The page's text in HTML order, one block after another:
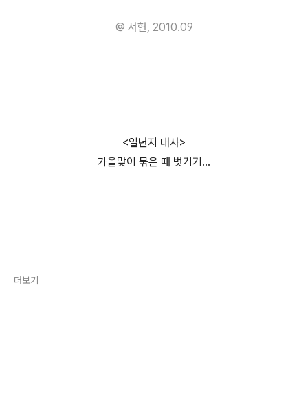
@ 서현, 2010.09
<일년지 대사>
가을맞이 묶은 때 벗기기...
더보기